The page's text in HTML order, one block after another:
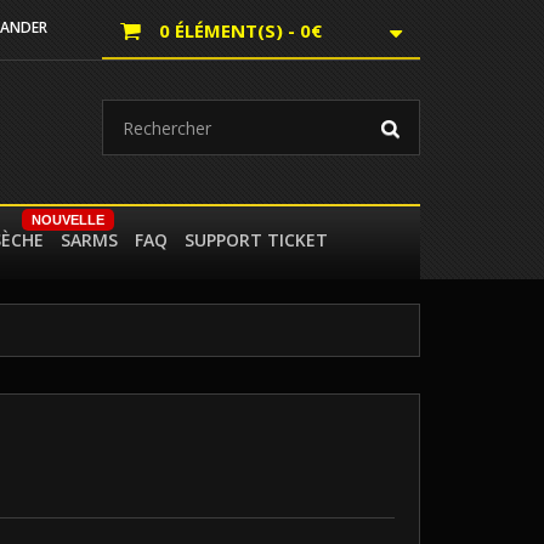
0 ÉLÉMENT(S) - 0€
SARMS
NOUVELLE
FAQ SUPPORT TICKET